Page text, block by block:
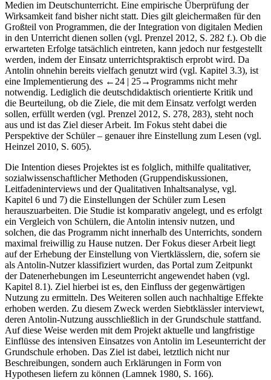
theoretischen Überlegungen zum Mehrwert der Nutzung digitaler
Medien im Deutschunterricht. Eine empirische Überprüfung der
Wirksamkeit fand bisher nicht statt. Dies gilt gleichermaßen für den
Großteil von Programmen, die der Integration von digitalen Medien
in den Unterricht dienen sollen (vgl. Prenzel2012, S. 282 f.). Ob die
erwarteten Erfolge tatsächlich eintreten, kann jedoch nur festgestellt
werden, indem der Einsatz unterrichtspraktisch erprobt wird. Da
Antolin ohnehin bereits vielfach genutzt wird (vgl.Kapitel 3.3
eine Implementierung des←24 |25→Programms nicht mehr
notwendig. Lediglich die deutschdidaktisch orientierte Kritik und
die Beurteilung, ob die Ziele, die mit dem Einsatz verfolgt werden
sollen, erfüllt werden (vgl. Prenzel2012, S. 278, 283), steht noch
aus und ist das Ziel dieser Arbeit. Im Fokus steht dabei die
Perspektive der Schüler – genauer ihre Einstellung zum Lesen (vgl.
Die Intention dieses Projektes ist es folglich, mithilfe qualitativer,
sozialwissenschaftlicher Methoden (Gruppendiskussionen,
Leitfadeninterviews und der Qualitativen Inhaltsanalyse, vgl.
Kapitel6und7) die Einstellungen der Schüler zum Lesen
herauszuarbeiten. Die Studie ist komparativ angelegt, und es erfolgt
ein Vergleich von Schülern, die Antolin intensiv nutzen, und
solchen, die das Programm nicht innerhalb des Unterrichts, sondern
maximal freiwillig zu Hause nutzen. Der Fokus dieser Arbeit liegt
auf der Erhebung der Einstellung von Viertklässlern, die, sofern sie
als Antolin-Nutzer klassifiziert wurden, das Portal zum Zeitpunkt
der Datenerhebungen im Leseunterricht angewendet haben (vgl.
Kapitel 8.1). Ziel hierbei ist es, den Einfluss der gegenwärtigen
Nutzung zu ermitteln. Des Weiteren sollen auch nachhaltige Effekte
erhoben werden. Zu diesem Zweck werden Siebtklässler interviewt,
deren Antolin-Nutzung ausschließlich in der Grundschule stattfand.
Auf diese Weise werden mit dem Projekt aktuelle und langfristige
Einflüsse des intensiven Einsatzes von Antolin im Leseunterricht der
Grundschule erhoben. Das Ziel ist dabei, letztlich nicht nur
Beschreibungen, sondern auch Erklärungen in Form von